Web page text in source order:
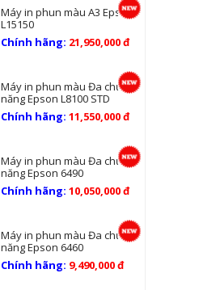
Máy in phun màu A3 Epson
L15150
Chính hãng: 21,950,000 đ
Máy in phun màu Đa chức
năng Epson L8100 STD
Chính hãng:11,550,000 đ
Máy in phun màu Đa chức
năng Epson 6490
Chính hãng:10,050,000 đ
Máy in phun màu Đa chức
năng Epson 6460
Chính hãng: 9,490,000 đ